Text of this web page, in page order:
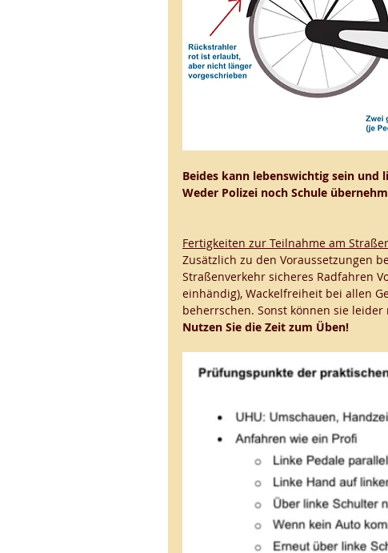
Beides kann lebenswichtig sein
Weder Polizei noch Schule
Fertigkeiten zur Teilnahme am
Zusätzlich zu den Voraussetzungen
Straßenverkehr sicheres Radfahren
einhändig), Wackelfreiheit bei allen
beherrschen. Sonst können sie
Nutzen Sie die Zeit zum Üben!